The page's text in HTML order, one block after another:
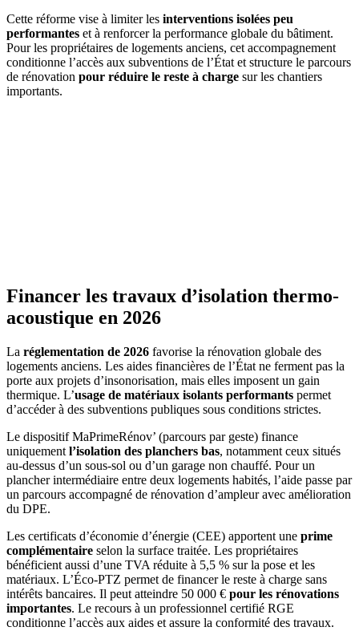
Cette réforme vise à limiter les interventions isolées peu
performantes et à renforcer la performance globale du bâtiment.
Pour les propriétaires de logements anciens, cet accompagnement
conditionne l’accès aux subventions de l’État et structure le parcours
de rénovation pour réduire le reste à charge sur les chantiers
importants.
Financer les travaux d’isolation thermo-
acoustique en 2026
La réglementation de 2026 favorise la rénovation globale des
logements anciens. Les aides financières de l’État ne ferment pas la
porte aux projets d’insonorisation, mais elles imposent un gain
thermique. L’usage de matériaux isolants performants permet
d’accéder à des subventions publiques sous conditions strictes.
Le dispositif MaPrimeRénov’ (parcours par geste) finance
uniquement l’isolation des planchers bas, notamment ceux situés
au-dessus d’un sous-sol ou d’un garage non chauffé. Pour un
plancher intermédiaire entre deux logements habités, l’aide passe par
un parcours accompagné de rénovation d’ampleur avec amélioration
du DPE.
Les certificats d’économie d’énergie (CEE) apportent une prime
complémentaire selon la surface traitée. Les propriétaires
bénéficient aussi d’une TVA réduite à 5,5 % sur la pose et les
matériaux. L’Éco-PTZ permet de financer le reste à charge sans
intérêts bancaires. Il peut atteindre 50 000 € pour les rénovations
importantes. Le recours à un professionnel certifié RGE
conditionne l’accès aux aides et assure la conformité des travaux.